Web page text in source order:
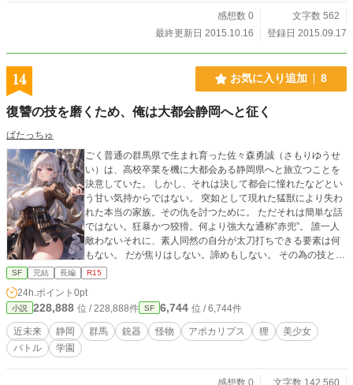
感想数 0
文字数 562
最終更新日 2015.10.16
登録日 2015.09.17
14 お気に入り追加 8
復讐の技を磨くため、俺は大都会静岡へと征く
ばたっちゅ
ごく普通の群馬県で生まれ育った佐々森勇誠（さもりゆうせ
い）は、高校卒業を機に大都会ある静岡県へと旅立つことを
決意していた。 しかし、それは決して都会に憧れたなどとい
う甘い気持からではない。 突如として現れた猛獣により失わ
れた本当の家族。その仇を討つために。 ただそれは簡単な話
ではない。狂暴かつ狡猾。何より強大な通称”赤兜”。 誰一人
敵わないそれに、素人同然の自分が太刀打ちできる要素は何
もない。 だが焦りはしない。諦めもしない。 その為の技と方
法は、必ずや日本の叡智が結集する静岡にあるのだから。
SF 完結 長編 R15
24h.ポイント 0pt
小説 228,888 位 / 228,888件 SF 6,744 位 / 6,744件
近未来 静岡 群馬 銃器 怪物 アポカリプス 狸
美少女
バトル
学園
感想数 0
文字数 142,560